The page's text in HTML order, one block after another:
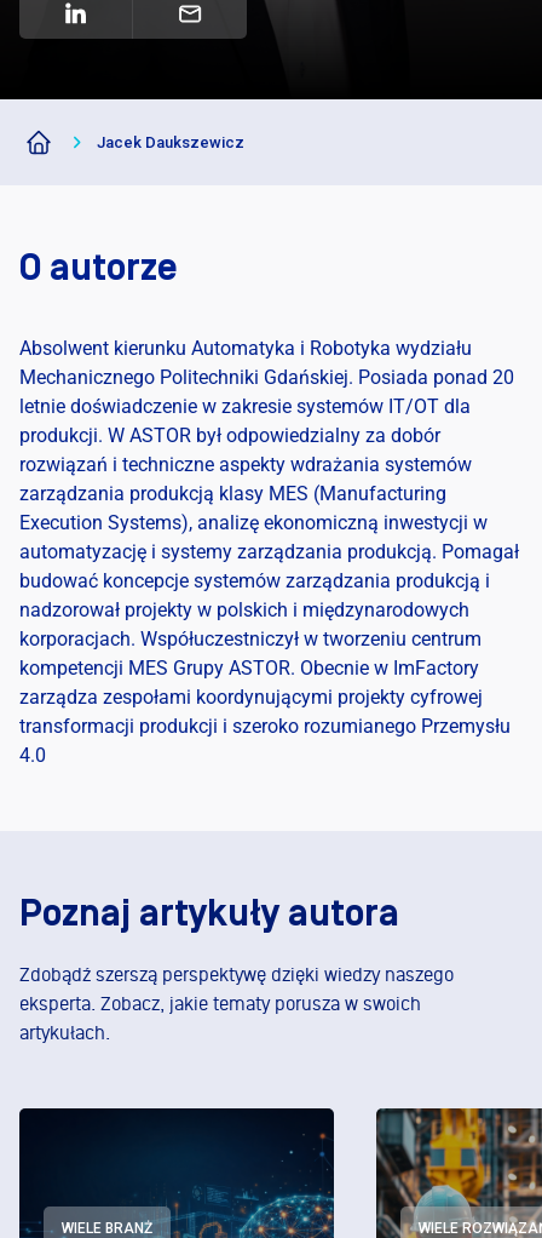
Darmowe pilotaże MES i AP
Jacek Daukszewicz
O autorze
Absolwent kierunku Automatyka i Robotyka wydziału
Mechanicznego Politechniki Gdańskiej. Posiada ponad 20
letnie doświadczenie w zakresie systemów IT/OT dla
produkcji. W ASTOR był odpowiedzialny za dobór
rozwiązań i techniczne aspekty wdrażania systemów
zarządzania produkcją klasy MES (Manufacturing
Execution Systems), analizę ekonomiczną inwestycji w
automatyzację i systemy zarządzania produkcją. Pomagał
budować koncepcje systemów zarządzania produkcją i
nadzorował projekty w polskich i międzynarodowych
korporacjach. Współuczestniczył w tworzeniu centrum
kompetencji MES Grupy ASTOR. Obecnie w ImFactory
zarządza zespołami koordynującymi projekty cyfrowej
transformacji produkcji i szeroko rozumianego Przemysłu
4.0
Poznaj artykuły autora
Zdobądź szerszą perspektywę dzięki wiedzy naszego
eksperta. Zobacz, jakie tematy porusza w swoich
artykułach.
WIELE BRANŻ WIELE